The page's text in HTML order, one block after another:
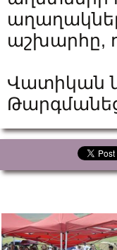
աշխարհը,
Վատիկան